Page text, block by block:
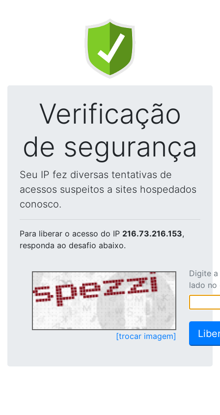
Verificação
de segurança
Seu IP fez diversas tentativas de
acessos suspeitos a sites hospedados
conosco.
Para liberar o acesso do IP 216.73.216.153,
responda ao desafio abaixo.
[trocar imagem]
Digite
lado no